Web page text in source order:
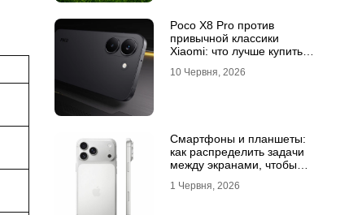
Poco X8 Pro против
привычной классики
Xiaomi: что лучше купить
10 Червня, 2026
Смартфоны и планшеты:
как распределить задачи
между экранами, чтобы
1 Червня, 2026